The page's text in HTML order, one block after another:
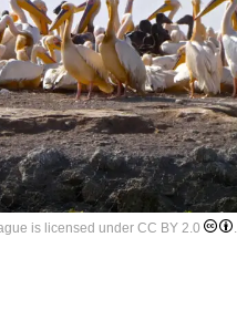
is licensed under CC BY 2.0 .